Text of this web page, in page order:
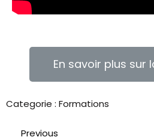
En savoir plus sur
Categorie : Formations
Previous